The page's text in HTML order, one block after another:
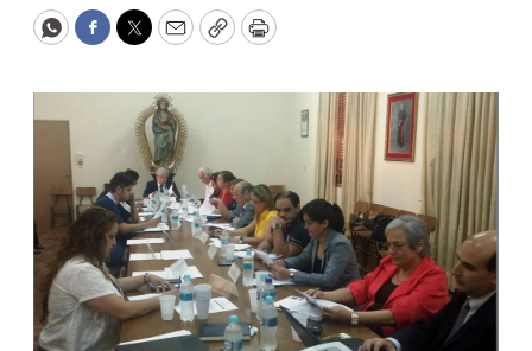
WhatsApp
Facebook
Twitter
EmailCopyPrint